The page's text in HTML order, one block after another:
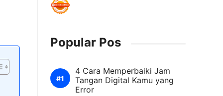
Popular Pos
4 Cara Memperbaiki Jam
Tangan Digital Kamu yang
Error